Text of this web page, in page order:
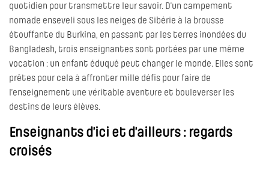
quotidien pour transmettre leur savoir. D’un campement
nomade enseveli sous les neiges de Sibérie à la brousse
étouffante du Burkina, en passant par les terres inondées du
Bangladesh, trois enseignantes sont portées par une même
vocation : un enfant éduqué peut changer le monde. Elles sont
prêtes pour cela à affronter mille défis pour faire de
l’enseignement une véritable aventure et bouleverser les
destins de leurs élèves.
Enseignants d’ici et d’ailleurs : regards
croisés